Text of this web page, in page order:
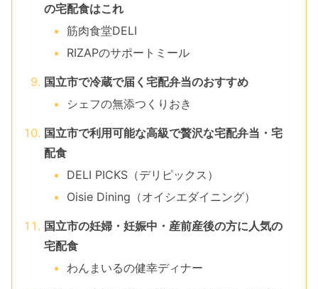
の宅配食はこれ
筋肉食堂DELI
RIZAPのサポートミール
国立市で冷蔵で届く宅配弁当のおすすめ
シェフの無添つくりおき
国立市で利用可能な高級で贅沢な宅配弁当・宅
配食
DELI PICKS（デリピックス）
Oisie Dining（オイシエダイニング）
国立市の妊婦・妊娠中・産前産後の方に人気の
宅配食
わんまいるの健幸ディナー